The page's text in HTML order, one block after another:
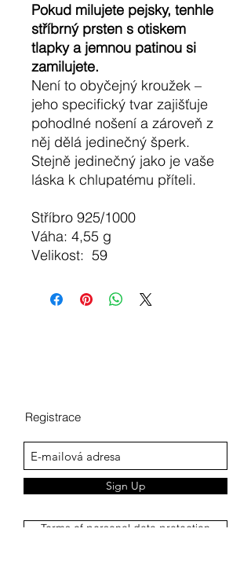
Pokud milujete pejsky, tenhle
stříbrný prsten s otiskem
tlapky a jemnou patinou si
zamilujete.
Není to obyčejný kroužek –
jeho specifický tvar zajišťuje
pohodlné nošení a zároveň z
něj dělá jedinečný šperk.
Stejně jedinečný jako je vaše
láska k chlupatému příteli.
Stříbro 925/1000
Váha: 4,55 g
Velikost: 59
Registrace
Sign Up
Terms of personal data protection